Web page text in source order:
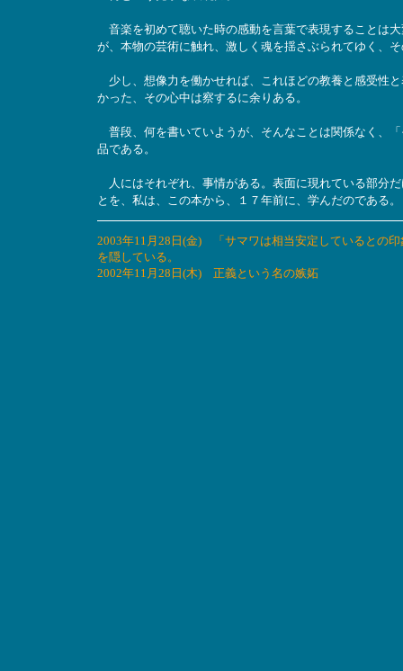
音楽を初めて聴いた時の感動を言葉で表現することは
が、本物の芸術に触れ、激しく魂を揺さぶられてゆく、
少し、想像力を働かせれば、これほどの教養と感受性
かった、その心中は察するに余りある。
普段、何を書いていようが、そんなことは関係なく、
品である。
人にはそれぞれ、事情がある。表面に現れている部分
とを、私は、この本から、１７年前に、学んだのである。
2003年11月28日(金) 「サマワは相当安定しているとの
を隠している。
2002年11月28日(木) 正義という名の嫉妬